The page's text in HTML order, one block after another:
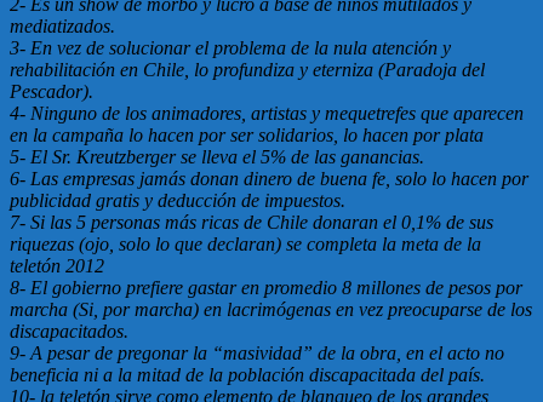
2- Es un show de morbo y lucro a base de niños mutilados y
mediatizados.
3- En vez de solucionar el problema de la nula atención y
rehabilitación en Chile, lo profundiza y eterniza (Paradoja del
Pescador).
4- Ninguno de los animadores, artistas y mequetrefes que aparecen
en la campaña lo hacen por ser solidarios, lo hacen por plata
5- El Sr. Kreutzberger se lleva el 5% de las ganancias.
6- Las empresas jamás donan dinero de buena fe, solo lo hacen por
publicidad gratis y deducción de impuestos.
7- Si las 5 personas más ricas de Chile donaran el 0,1% de sus
riquezas (ojo, solo lo que declaran) se completa la meta de la
teletón 2012
8- El gobierno prefiere gastar en promedio 8 millones de pesos por
marcha (Si, por marcha) en lacrimógenas en vez preocuparse de los
discapacitados.
9- A pesar de pregonar la “masividad” de la obra, en el acto no
beneficia ni a la mitad de la población discapacitada del país.
10- la teletón sirve como elemento de blanqueo de los grandes